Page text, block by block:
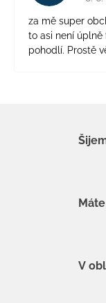
za mě super
to asi není úplně
pohodlí. Prostě
V